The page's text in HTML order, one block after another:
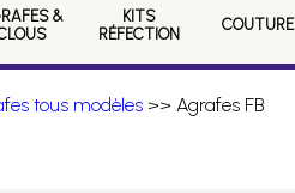
&
KITS
RÉFECTION
COUTURE
tous modèles>> Agrafes FB